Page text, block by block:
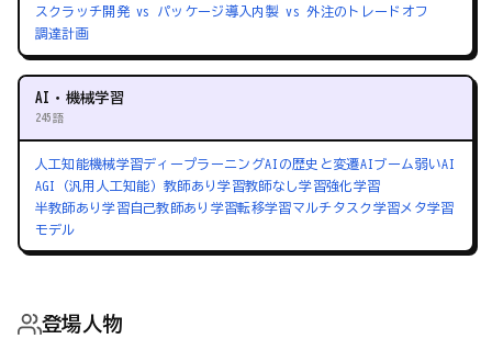
スクラッチ開発 vs パッケージ導入 内製 vs 外注のトレードオフ
調達計画
AI・機械学習
245語
人工知能機械学習ディープラーニングAIの歴史と変遷AIブーム 弱いAI
AGI（汎用人工知能）教師あり学習教師なし学習強化学習
半教師あり学習自己教師あり学習転移学習マルチタスク学習メタ学習
モデル
登場人物